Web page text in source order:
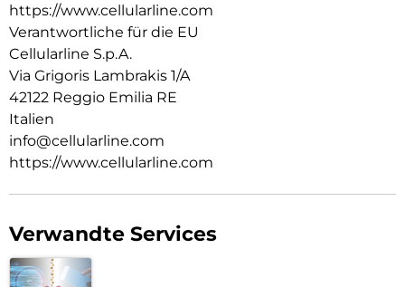
https://www.cellularline.com
Verantwortliche für die EU
Cellularline S.p.A.
Via Grigoris Lambrakis 1/A
42122 Reggio Emilia RE
Italien
info@cellularline.com
https://www.cellularline.com
Verwandte Services